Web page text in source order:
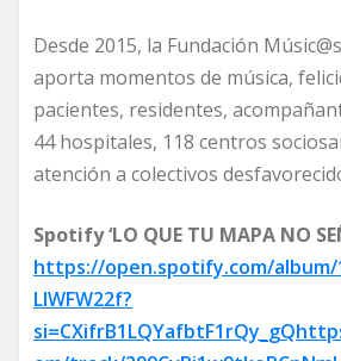
Desde 2015, la Fundación
aporta momentos de música,
pacientes, residentes,
44 hospitales, 118 centros
atención a colectivos
Spotify ‘LO QUE TU MAPA NO
https://open.spotify.com/album/
LlWFW22f?